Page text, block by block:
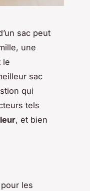
sac peut
une
le
sac
qui
tels
, et bien
les